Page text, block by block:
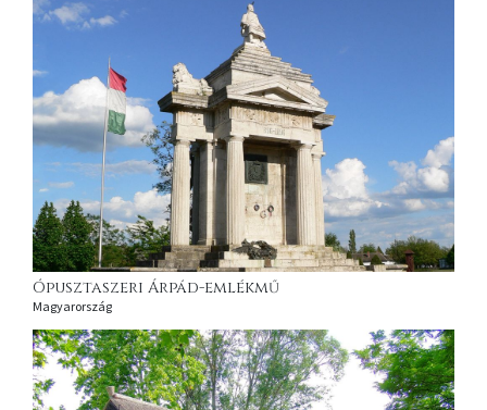
Ópusztaszeri Árpád-emlékmű
Magyarország